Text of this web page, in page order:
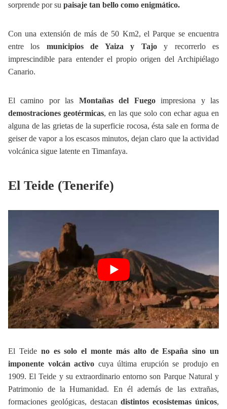
sorprende por su paisaje tan bello como enigmático.
Con una extensión de más de 50 Km2, el Parque se encuentra
entre los municipios de Yaiza y Tajoy recorrerlo es
imprescindible para entender el propio origen del Archipiélago
Canario.
El camino por las Montañas del Fuegoimpresiona y las
demostraciones geotérmicas, en las que solo con echar agua en
alguna de las grietas de la superficie rocosa, ésta sale en forma de
geiser de vapor a los escasos minutos, dejan claro que la actividad
volcánica sigue latente en Timanfaya.
El Teide (Tenerife)
El Teide no es solo el monte más alto de España sino un
imponente volcán activo cuya última erupción se produjo en
1909. El Teide y su extraordinario entorno son Parque Natural y
Patrimonio de la Humanidad. En él además de las extrañas,
formaciones geológicas, destacandistintos ecosistemas únicos,